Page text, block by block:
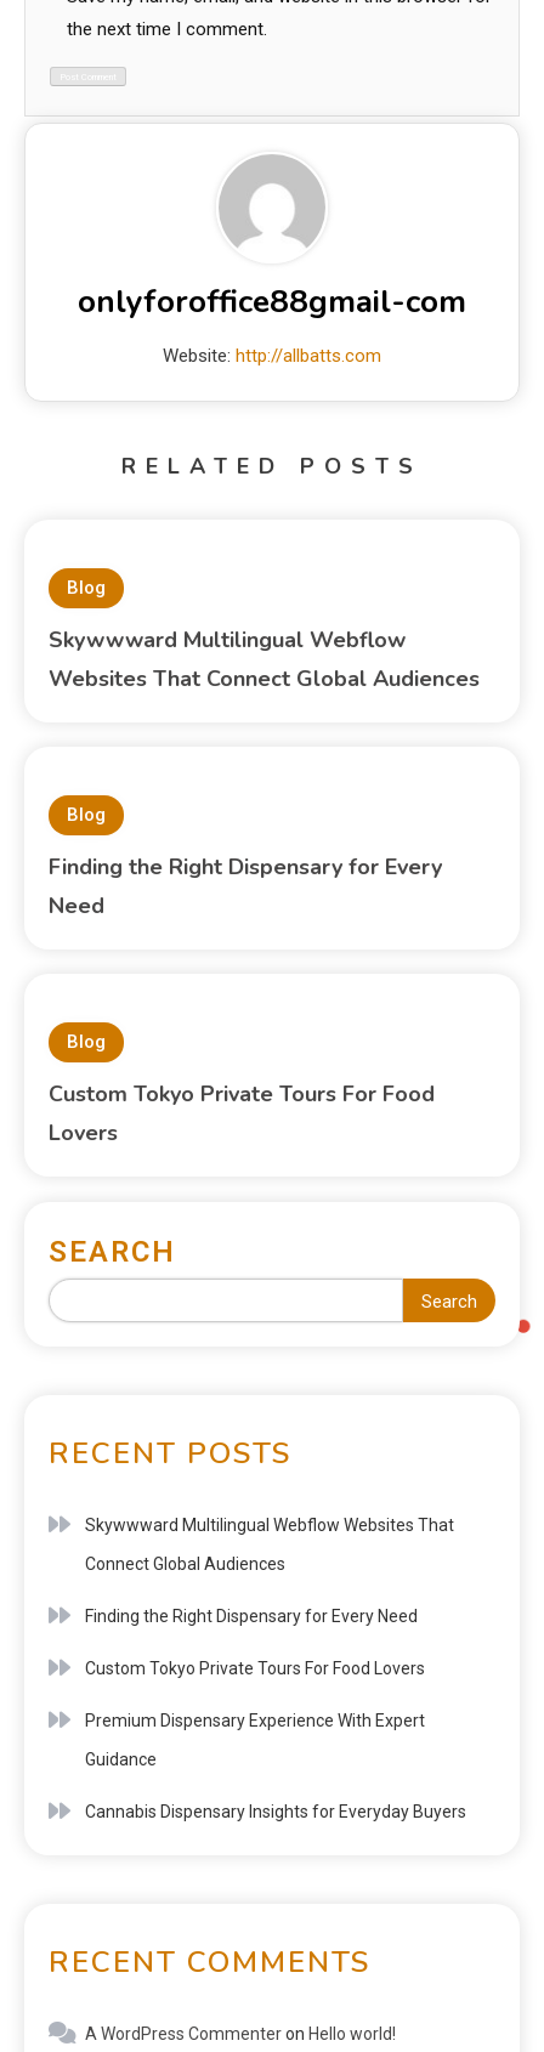
the next time I comment.
onlyforoffice88gmail-com
Website: http://allbatts.com
RELATED POSTS
Blog
Skywwward Multilingual Webflow
Websites That Connect Global Audiences
Blog
Finding the Right Dispensary for Every
Need
Blog
Custom Tokyo Private Tours For Food
Lovers
SEARCH
Search
RECENT POSTS
Skywwward Multilingual Webflow Websites That
Connect Global Audiences
Finding the Right Dispensary for Every Need
Custom Tokyo Private Tours For Food Lovers
Premium Dispensary Experience With Expert
Guidance
Cannabis Dispensary Insights for Everyday Buyers
RECENT COMMENTS
A WordPress Commenteron Hello world!